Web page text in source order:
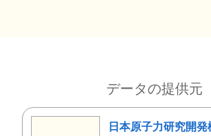
データの提供元
日本原子力研究開